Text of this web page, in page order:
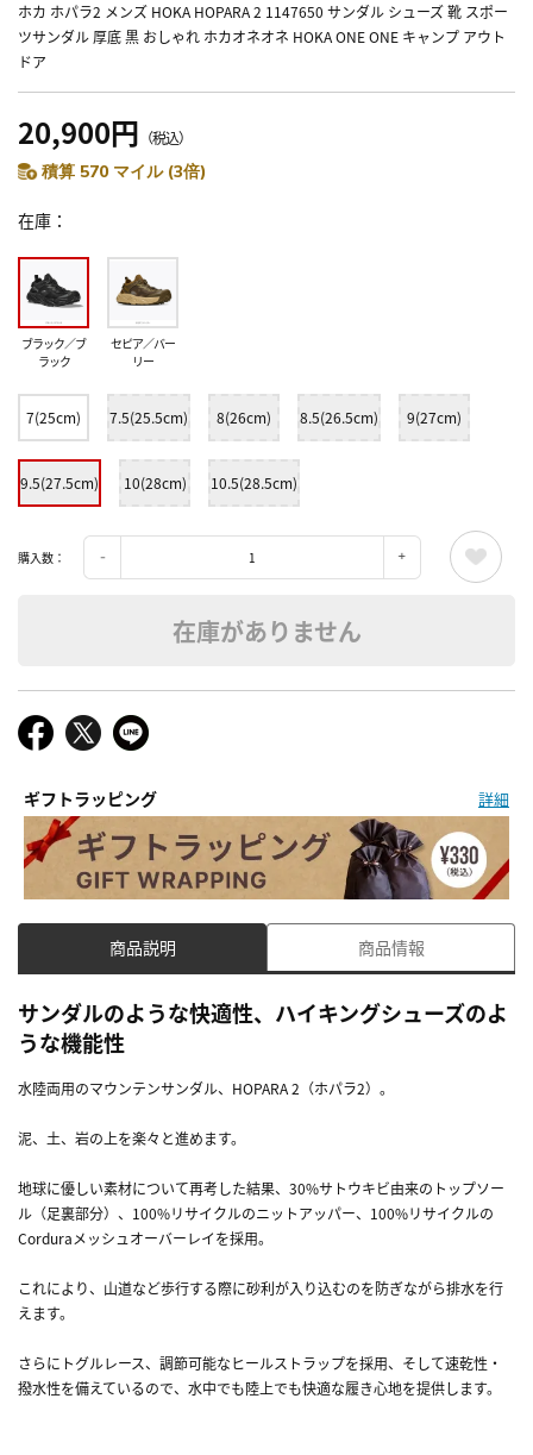
ホカ ホパラ2 メンズ HOKA HOPARA 2 1147650 サンダル シューズ 靴 スポー
ツサンダル 厚底 黒 おしゃれ ホカオネオネ HOKA ONE ONE キャンプ アウト
ドア
20,900円 （税込）
積算 570 マイル (3倍)
在庫
ブラック／ブ
ラック
セピア／バー
リー
7(25cm) 7.5(25.5cm) 8(26cm) 8.5(26.5cm) 9(27cm)
9.5(27.5cm) 10(28cm) 10.5(28.5cm)
購入数：
在庫がありません
ギフトラッピング 詳細
商品説明 商品情報
サンダルのような快適性、ハイキングシューズのよ
うな機能性
水陸両用のマウンテンサンダル、HOPARA 2（ホパラ2）。
泥、土、岩の上を楽々と進めます。
地球に優しい素材について再考した結果、30%サトウキビ由来のトップソー
ル（足裏部分）、100%リサイクルのニットアッパー、100%リサイクルの
Corduraメッシュオーバーレイを採用。
これにより、山道など歩行する際に砂利が入り込むのを防ぎながら排水を行
えます。
さらにトグルレース、調節可能なヒールストラップを採用、そして速乾性・
撥水性を備えているので、水中でも陸上でも快適な履き心地を提供します。